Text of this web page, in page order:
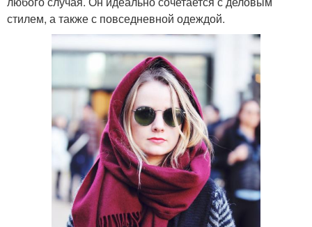
стилем, а также с повседневной одеждой.